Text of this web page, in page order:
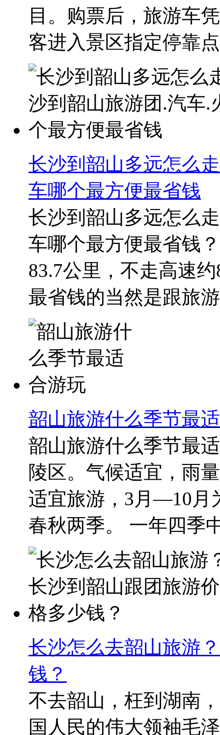
目。购票后，旅游车
客进入景区指定停靠
长沙到韶山多远怎么
车哪个最方便最省钱
长沙到韶山多远怎么
车哪个最方便最省钱
83.7公里，不走高速
最省钱的当然是跟旅
韶山旅游什么季节最
韶山旅游什么季节最
陵区。气候适宜，雨
适宜旅游，3月—10月
春秋两季。 一年四季
长沙怎么去韶山旅游
钱？
不去韶山，枉到湖南
国人民的伟大领袖毛